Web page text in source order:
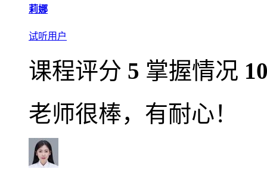
莉娜
试听用户
课程评分 5 掌握情况
老师很棒，有耐心！